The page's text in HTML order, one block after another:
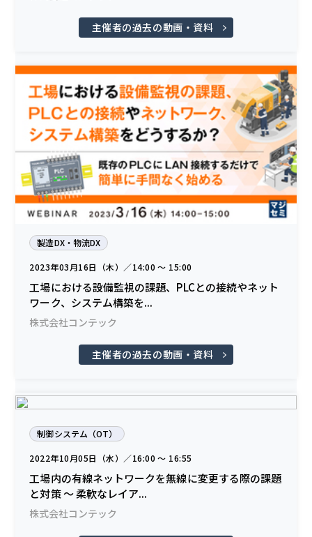
主催者の過去の動画・資料
製造DX・物流DX
2023年03月16日（木）／14:00 〜 15:00
工場における設備監視の課題、PLCとの接続やネット
ワーク、システム構築を...
株式会社コンテック
主催者の過去の動画・資料
制御システム（OT）
2022年10月05日（水）／16:00 〜 16:55
工場内の有線ネットワークを無線に変更する際の課題
と対策 ～ 柔軟なレイア...
株式会社コンテック